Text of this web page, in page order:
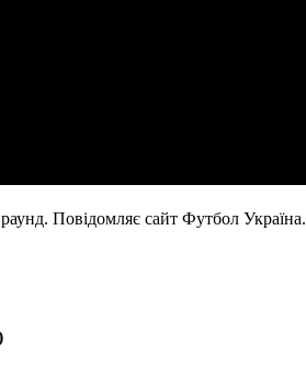
Повідомляє сайт Футбол Україна.